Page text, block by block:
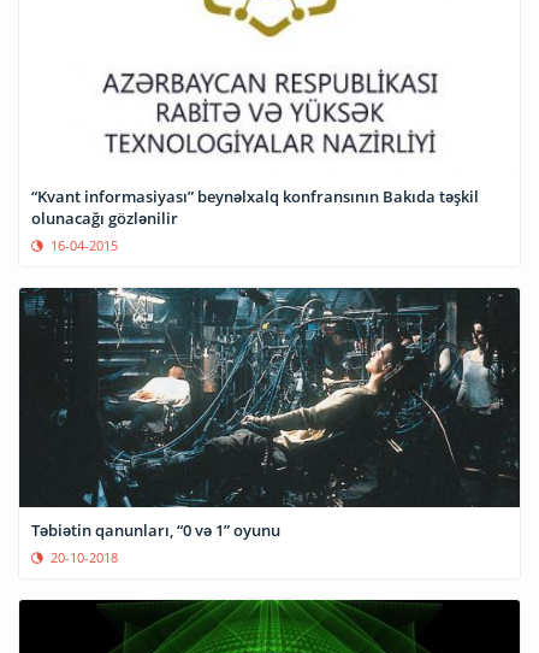
“Kvant informasiyası” beynəlxalq konfransının Bakıda təşkil
olunacağı gözlənilir
16-04-2015
Təbiətin qanunları, “0 və 1” oyunu
20-10-2018